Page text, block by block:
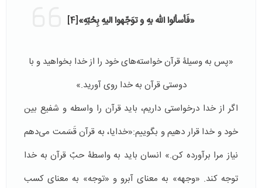
«فَأسألوا الله بهِ و توَجّهوا الیهِ بِحُبّهِ»[4]
«پس به وسیلۀ قرآن خواسته‌های خود را از خدا بخواهید و با
دوستی قرآن به خدا روی آورید.»
اگر از خدا درخواستی داریم، باید قرآن را واسطه و شفیع بین
خود و خدا قرار دهیم و بگوییم:«خدایا، به قرآن قَسَمت می‌دهم
نیاز مرا برآورده کن.» انسان باید به واسطۀ حبّ قرآن به خدا
توجه کند. «وجهه» به معنای آبرو و «توجه» به معنای کسب